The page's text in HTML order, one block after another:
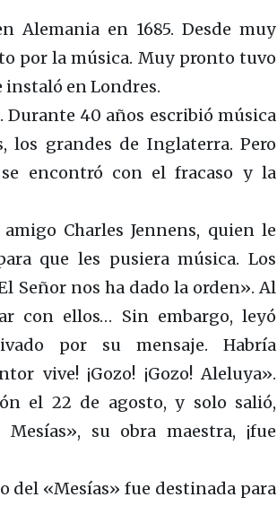
Alemania en 1685. Desde muy
por la música. Muy pronto tuvo
instaló en Londres.
Durante 40 años escribió música
los grandes de Inglaterra. Pero
encontró con el fracaso y la
Charles Jennens, quien le
que les pusiera música. Los
Señor nos ha dado la orden». Al
con ellos… Sin embargo, leyó
por su mensaje. Habría
vive! ¡Gozo! ¡Gozo! Aleluya».
el 22 de agosto, y solo salió,
su obra maestra, ¡fue
del «Mesías» fue destinada para